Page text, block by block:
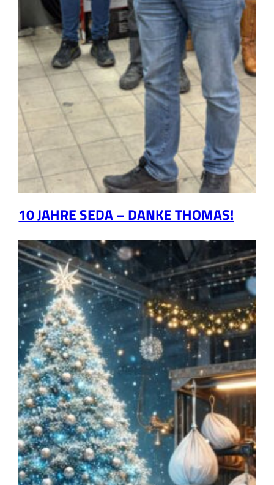
10 JAHRE SEDA – DANKE THOMAS!